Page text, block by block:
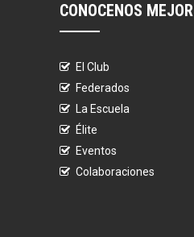
CONOCENOS MEJOR
El Club
Federados
La Escuela
Élite
Eventos
Colaboraciones